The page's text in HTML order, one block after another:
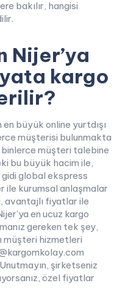
bakılır, hangisi
Nijer’ya
kargo
büyük online yurtdışı
müşterisi bulunmakta
binlerce müşteri talebine
bu büyük hacim ile,
gidi global ekspress
ile kurumsal anlaşmalar
avantajlı fiyatlar ile
en ucuz kargo
gereken tek şey,
müşteri hizmetleri
şirketseniz
özel fiyatlar